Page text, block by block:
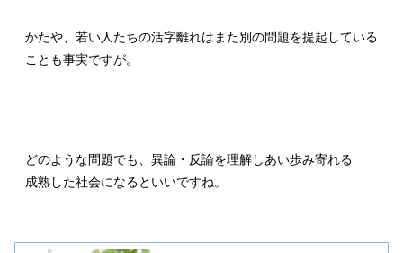
かたや、若い人たちの活字離れはまた別の問題を提起している
ことも事実ですが。
どのような問題でも、異論・反論を理解しあい歩み寄れる
成熟した社会になるといいですね。